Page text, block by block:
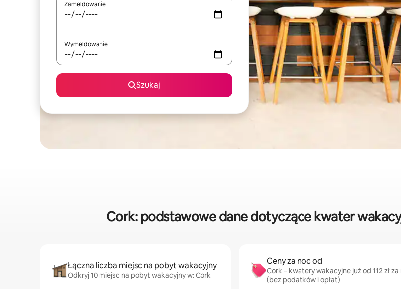
Zameldowanie
Wymeldowanie
Szukaj
Cork: podstawowe dane dotyczące kwater
Łączna liczba miejsc na pobyt wakacyjny
Odkryj 10 miejsc na pobyt wakacyjny w: Cork
Ceny za noc od
Cork – kwatery wakacyjne już od 112 zł za
(bez podatków i opłat)